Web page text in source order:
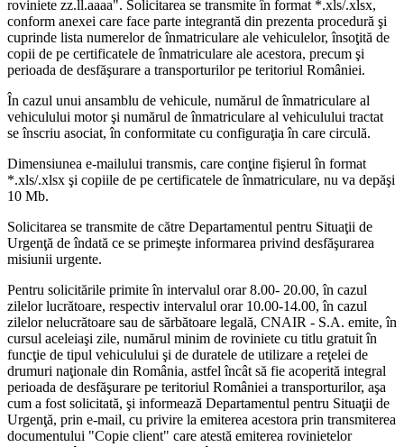
roviniete zz.ll.aaaa". Solicitarea se transmite în format *.xls/.xlsx,
conform anexei care face parte integrantă din prezenta procedură şi
cuprinde lista numerelor de înmatriculare ale vehiculelor, însoţită de
copii de pe certificatele de înmatriculare ale acestora, precum şi
perioada de desfăşurare a transporturilor pe teritoriul României.
În cazul unui ansamblu de vehicule, numărul de înmatriculare al
vehiculului motor şi numărul de înmatriculare al vehiculului tractat
se înscriu asociat, în conformitate cu configuraţia în care circulă.
Dimensiunea e-mailului transmis, care conţine fişierul în format
*.xls/.xlsx şi copiile de pe certificatele de înmatriculare, nu va depăşi
10 Mb.
Solicitarea se transmite de către Departamentul pentru Situaţii de
Urgenţă de îndată ce se primeşte informarea privind desfăşurarea
misiunii urgente.
Pentru solicitările primite în intervalul orar 8.00- 20.00, în cazul
zilelor lucrătoare, respectiv intervalul orar 10.00-14.00, în cazul
zilelor nelucrătoare sau de sărbătoare legală, CNAIR - S.A. emite, în
cursul aceleiaşi zile, numărul minim de roviniete cu titlu gratuit în
funcţie de tipul vehiculului şi de duratele de utilizare a reţelei de
drumuri naţionale din România, astfel încât să fie acoperită integral
perioada de desfăşurare pe teritoriul României a transporturilor, aşa
cum a fost solicitată, şi informează Departamentul pentru Situaţii de
Urgenţă, prin e-mail, cu privire la emiterea acestora prin transmiterea
documentului "Copie client" care atestă emiterea rovinietelor